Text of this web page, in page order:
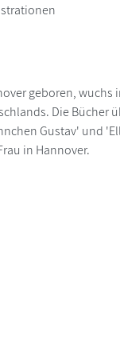
geboren,
Die Bücher
Gustav' und
in Hannover.